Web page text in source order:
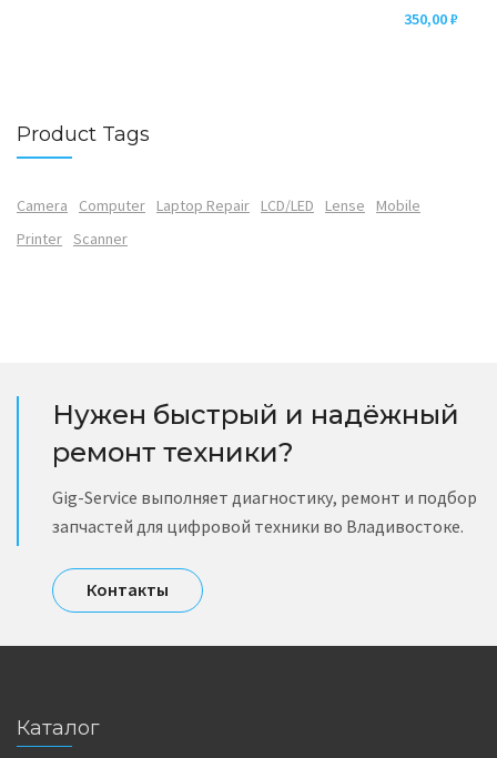
350,00₽
Product Tags
Camera Computer Laptop Repair LCD/LED Lense
Mobile
Printer Scanner
Нужен быстрый и надёжный
ремонт техники?
Gig-Service выполняет диагностику, ремонт и подбор
запчастей для цифровой техники во Владивостоке.
Контакты
Каталог